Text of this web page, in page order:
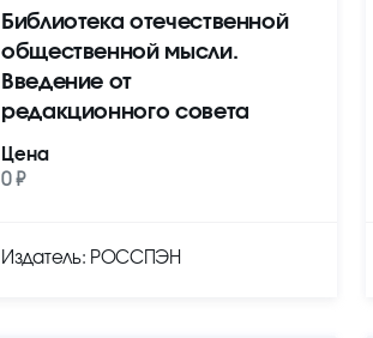
Библиотека отечественной
общественной мысли.
Введение от
редакционного совета
Цена
0 ₽
Издатель: РОССПЭН